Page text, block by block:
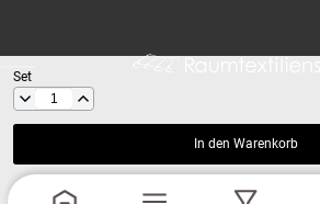
Set
In den Warenkorb